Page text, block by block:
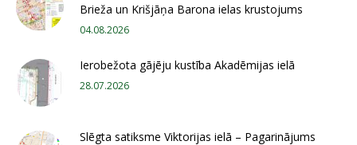
Brieža un Krišjāņa Barona ielas krustojums
04.08.2026
Ierobežota gājēju kustība Akadēmijas ielā
28.07.2026
Slēgta satiksme Viktorijas ielā – Pagarinājums